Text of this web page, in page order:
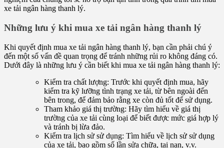
xe tải ngân hàng thanh lý.
Những lưu ý khi mua xe tải ngân hàng thanh lý
Khi quyết định mua xe tải ngân hàng thanh lý, bạn cần phải chú ý
đến một số vấn đề quan trọng để tránh những rủi ro không đáng có.
Dưới đây là những lưu ý cần biết khi mua xe tải ngân hàng thanh lý:
Kiểm tra chất lượng: Trước khi quyết định mua, hãy
kiểm tra kỹ lưỡng tình trạng xe tải, từ bên ngoài đến
bên trong, để đảm bảo rằng xe còn đủ tốt để sử dụng.
Tham khảo giá thị trường: Hãy tìm hiểu về giá thị
trường của xe tải cùng loại để biết được mức giá hợp lý
và tránh bị lừa đảo.
Kiểm tra lịch sử sử dụng: Tìm hiểu về lịch sử sử dụng
của xe tải, bao gồm số lần sửa chữa, tai nạn, v.v.